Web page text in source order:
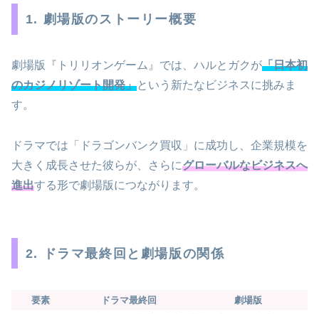
1. 劇場版のストーリー概要
劇場版『トリリオンゲーム』では、ハルとガクが「日本初
のカジノリゾート開発」という新たなビジネスに挑みま
す。
ドラマでは「ドラゴンバンク買収」に成功し、企業規模を
大きく成長させた彼らが、さらにグローバルなビジネスへ
進出する形で劇場版につながります。
2. ドラマ最終回と劇場版の関係
要素 ドラマ最終回
劇場版